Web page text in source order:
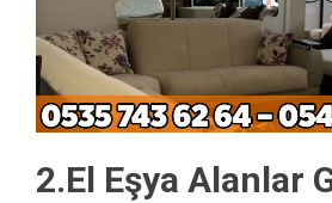
2.El Eşya Alanlar